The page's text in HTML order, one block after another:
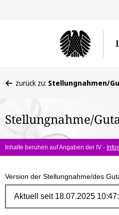
befinden
hier:
zurück zu: Stellungnahmen/
Stellungnahme/
Inhalte beruhen auf Angaben der IV - Infos
Version der Stellungnahme/des